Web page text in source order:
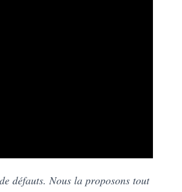
défauts. Nous la proposons tout